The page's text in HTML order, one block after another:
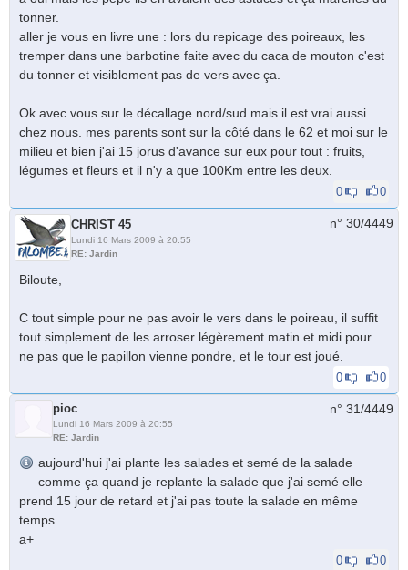
tonner.
aller je vous en livre une : lors du repicage des poireaux, les
tremper dans une barbotine faite avec du caca de mouton c'est
du tonner et visiblement pas de vers avec ça.
Ok avec vous sur le décallage nord/sud mais il est vrai aussi
chez nous. mes parents sont sur la côté dans le 62 et moi sur le
milieu et bien j'ai 15 jorus d'avance sur eux pour tout : fruits,
légumes et fleurs et il n'y a que 100Km entre les deux.
0 0
CHRIST 45
Lundi 16 Mars 2009 à 20:55
RE: Jardin
n° 30/4449
Biloute,
C tout simple pour ne pas avoir le vers dans le poireau, il suffit
tout simplement de les arroser légèrement matin et midi pour
ne pas que le papillon vienne pondre, et le tour est joué.
0 0
pioc
Lundi 16 Mars 2009 à 20:55
RE: Jardin
n° 31/4449
aujourd'hui j'ai plante les salades et semé de la salade
comme ça quand je replante la salade que j'ai semé elle
prend 15 jour de retard et j'ai pas toute la salade en même
temps
a+
0 0